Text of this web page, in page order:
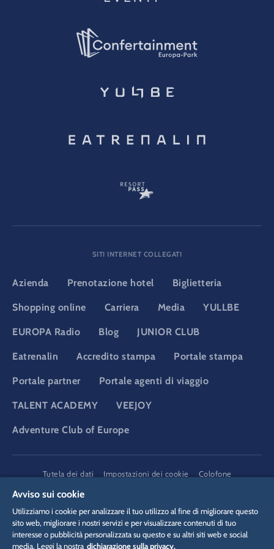
SITI INTERNET COLLEGATI
Azienda Prenotazione hotel Biglietteria
Shopping online Carriera Media YULLBE
EUROPA Radio Blog JUNIOR CLUB
Eatrenalin Accredito stampa Portale stampa
Portale partner Portale agenti di viaggio
TALENT ACADEMY VEEJOY
Adventure Club of Europe
DSGVO
Tutela dei dati Impostazioni dei cookie
Colofone
Avviso sui cookie
Utilizziamo i cookie per analizzare il tuo utilizzo al fine di migliorare questo
sito web, migliorare i nostri servizi e per visualizzare contenuti di tuo
interesse o pubblicità personalizzata su questo e su altri siti web e social
media. Leggi la nostra dichiarazione sulla privacy.